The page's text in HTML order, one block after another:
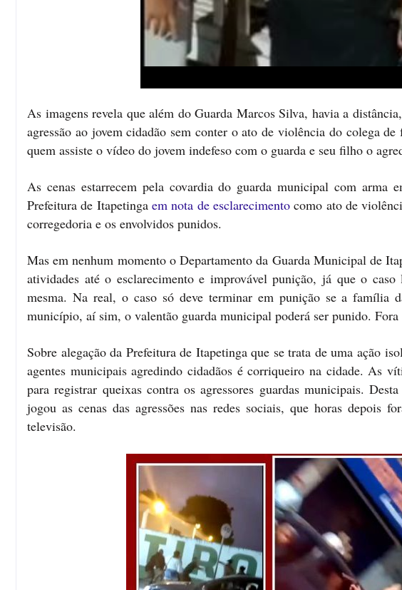
As imagens revela que além do Guarda Marcos Silva, havia a
agressão ao jovem cidadão sem conter o ato de violência do colega
quem assiste o vídeo do jovem indefeso com o guarda e seu filho o
As cenas estarrecem pela covardia do guarda municipal com arma
Prefeitura de Itapetinga em nota de esclarecimentocomo ato de
corregedoria e os envolvidos punidos.
Mas em nenhum momento o Departamento da Guarda Municipal de
atividades até o esclarecimento e improvável punição, já que o
mesma. Na real, o caso só deve terminar em punição se a família
município, aí sim, o valentão guarda municipal poderá ser punido. Fora
Sobre alegação da Prefeitura de Itapetinga que se trata de uma ação
agentes municipais agredindo cidadãos é corriqueiro na cidade. As
para registrar queixas contra os agressores guardas municipais.
jogou as cenas das agressões nas redes sociais, que horas depois
televisão.